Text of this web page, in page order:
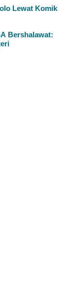
Lewat Komik
Bershalawat: